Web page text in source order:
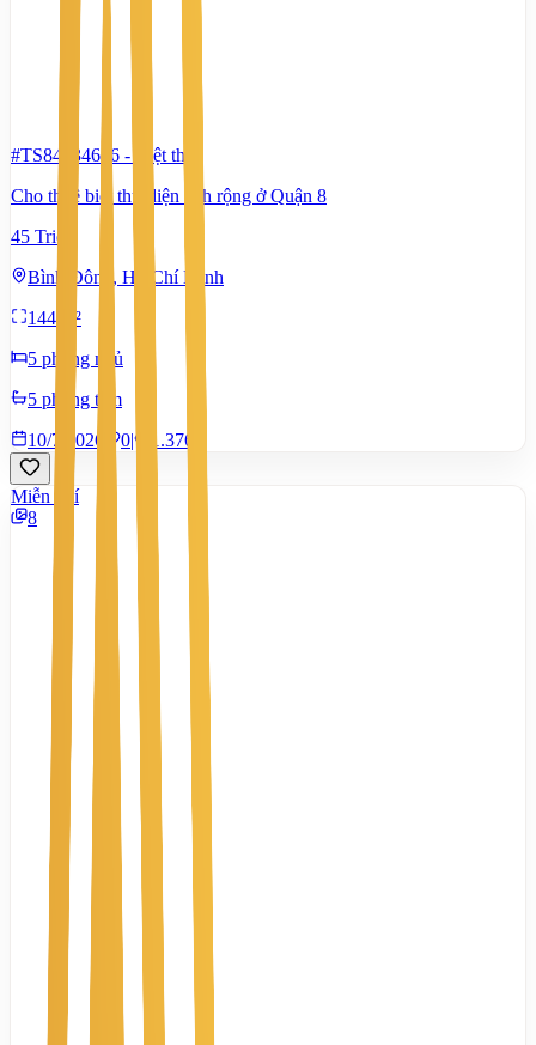
#TS84434656 -
Biệt thự
Cho thuê biệt thự diện tích rộng ở Quận 8
45 Triệu
Bình Đông, Hồ Chí Minh
144 m²
5 phòng ngủ
5 phòng tắm
10/7/2026
0| 1.376
Miễn phí
8